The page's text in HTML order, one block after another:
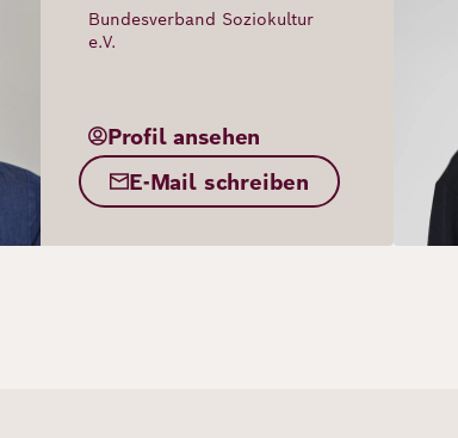
Bundesverband Soziokultur
e.V.
Profil ansehen
E-Mail schreiben